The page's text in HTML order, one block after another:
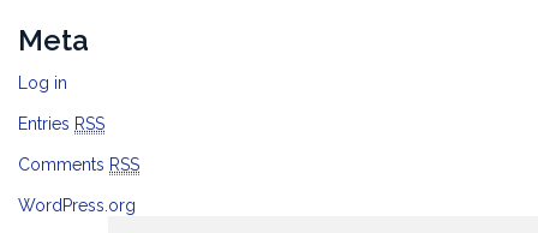
Meta
Log in
Entries RSS
Comments RSS
WordPress.org